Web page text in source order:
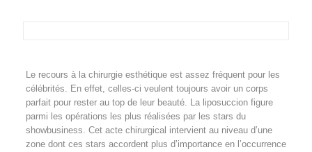
Le recours à la chirurgie esthétique est assez fréquent pour les
célébrités. En effet, celles-ci veulent toujours avoir un corps
parfait pour rester au top de leur beauté. La liposuccion figure
parmi les opérations les plus réalisées par les stars du
showbusiness. Cet acte chirurgical intervient au niveau d’une
zone dont ces stars accordent plus d’importance en l’occurrence